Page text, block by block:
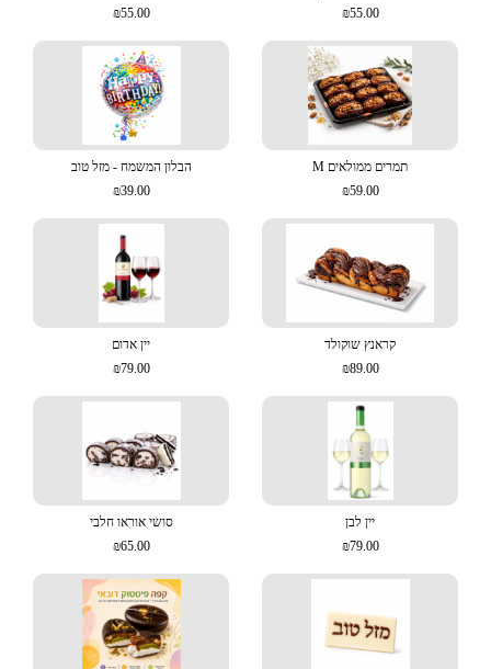
₪55.00
₪55.00
תמרים ממולאים M
₪59.00
הבלון המשמח - מזל טוב
₪39.00
קראנץ שוקולד
₪89.00
יין אדום
₪79.00
יין לבן
₪79.00
סושי אוראו חלבי
₪65.00